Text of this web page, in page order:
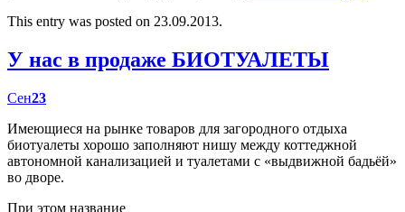
This entry was posted on 23.09.2013.
У нас в продаже БИОТУАЛЕТЫ
Сен23
Имеющиеся на рынке товаров для загородного отдыха
биотуалеты хорошо заполняют нишу между коттеджной
автономной канализацией и туалетами с «выдвижной бадьёй»
во дворе.
При этом название